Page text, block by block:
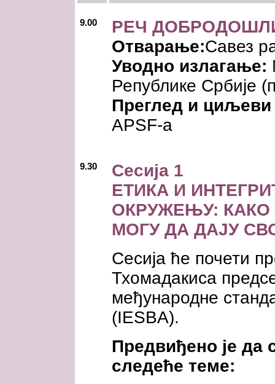
9.00
РЕЧ
Отварање:Савез
Уводно излагање:
Републике Србије
Преглед и
APSF-а
9.30
Сесија 1
ЕТИКА И
ОКРУЖЕЊУ:
МОГУ ДА ДАЈУ
Сесија ће почети
Тхомадакиса
међународне
(IESBA).
Предвиђено је да
следеће теме: